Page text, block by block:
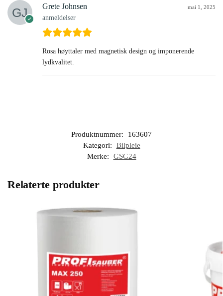
Grete Johnsen
anmeldelser
mai 1, 2025
Rosa høyttaler med magnetisk design og imponerende
lydkvalitet.
Produktnummer:
163607
Kategori:
Bilpleie
Merke:
GSG24
Relaterte produkter